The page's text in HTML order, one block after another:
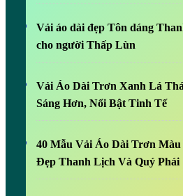
Vải áo dài đẹp Tôn dáng
cho người Thấp Lùn
Vải Áo Dài Trơn Xanh Lá
Sáng Hơn, Nổi Bật Tinh Tế
40 Mẫu Vải Áo Dài Trơn
Đẹp Thanh Lịch Và Quý Phái